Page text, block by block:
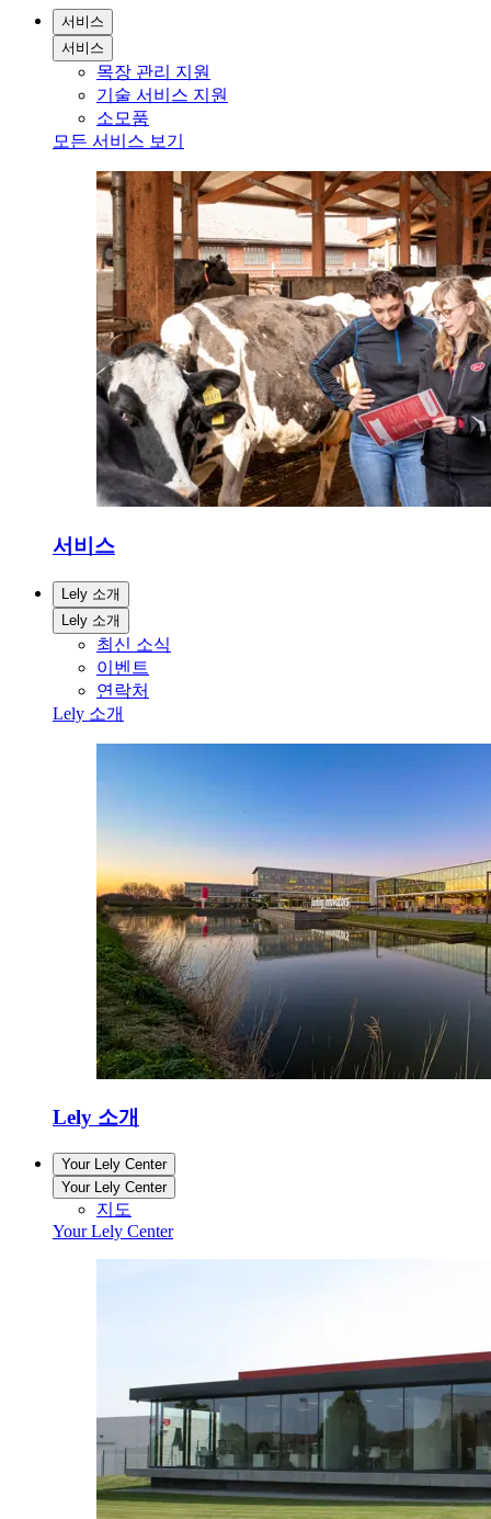
서비스
서비스
목장 관리 지원
기술 서비스 지원
소모품
모든 서비스 보기
서비스
Lely 소개
Lely 소개
최신 소식
이벤트
연락처
Lely 소개
Lely 소개
Your Lely Center
Your Lely Center
지도
Your Lely Center